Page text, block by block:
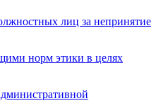
лиц за непринятие
норм этики в целях